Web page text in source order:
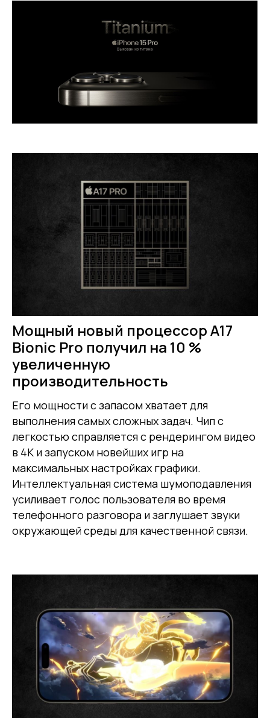
Мощный новый процессор A17
Bionic Pro получил на 10 %
увеличенную
производительность
Его мощности с запасом хватает для
выполнения самых сложных задач. Чип с
легкостью справляется с рендерингом видео
в 4K и запуском новейших игр на
максимальных настройках графики.
Интеллектуальная система шумоподавления
усиливает голос пользователя во время
телефонного разговора и заглушает звуки
окружающей среды для качественной связи.